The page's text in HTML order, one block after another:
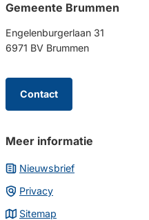
boven
het
van
paginainhoud
Gemeente Brummen
Engelenburgerlaan 31
6971 BV Brummen
Contact
Meer informatie
Nieuwsbrief
Privacy
Sitemap